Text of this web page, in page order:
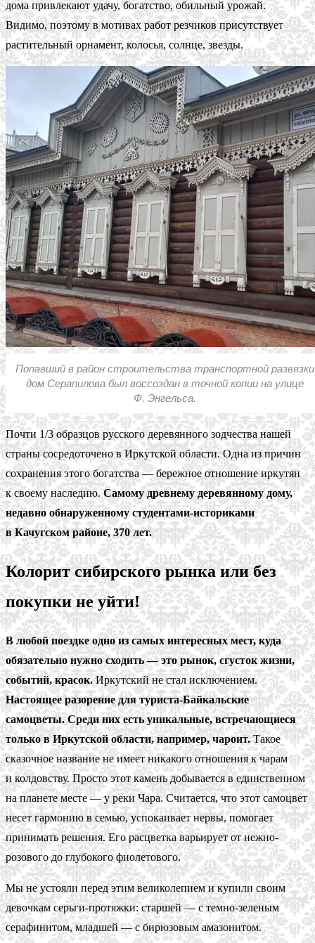
дома привлекают удачу, богатство, обильный урожай.
Видимо, поэтому в мотивах работ резчиков присутствует
растительный орнамент, колосья, солнце, звезды.
Попавший в район строительства транспортной развязки
дом Серапилова был воссоздан в точной копии на улице
Ф. Энгельса.
Почти 1/3 образцов русского деревянного зодчества нашей
страны сосредоточено в Иркутской области. Одна из причин
сохранения этого богатства — бережное отношение иркутян
к своему наследию.Самому древнему деревянному дому,
недавно обнаруженному студентами-историками
в Качугском районе, 370 лет.
Колорит сибирского рынка или без
покупки не уйти!
В любой поездке одно из самых интересных мест, куда
обязательно нужно сходить — это рынок, сгусток жизни,
событий, красок.Иркутский не стал исключением.
Настоящее разорение для туриста-Байкальские
самоцветы. Среди них есть уникальные, встречающиеся
только в Иркутской области, например, чароит.Такое
сказочное название не имеет никакого отношения к чарам
и колдовству. Просто этот камень добывается в единственном
на планете месте — у реки Чара. Считается, что этот самоцвет
несет гармонию в семью, успокаивает нервы, помогает
принимать решения. Его расцветка варьирует от нежно-
розового до глубокого фиолетового.
Мы не устояли перед этим великолепием и купили своим
девочкам серьги-протяжки: старшей — с темно-зеленым
серафинитом, младшей — с бирюзовым амазонитом.